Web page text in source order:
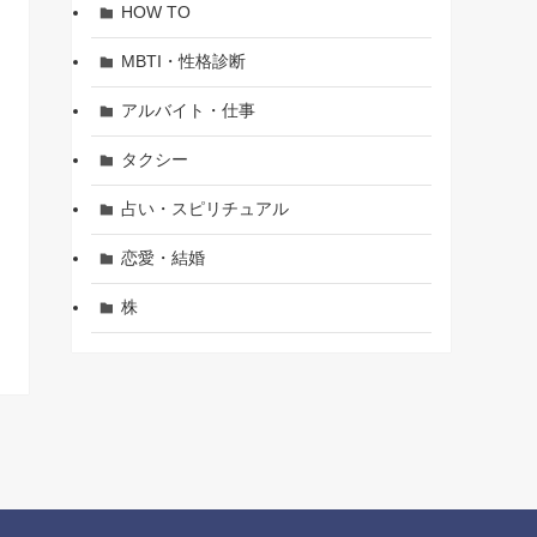
HOW TO
MBTI・性格診断
アルバイト・仕事
タクシー
占い・スピリチュアル
恋愛・結婚
株